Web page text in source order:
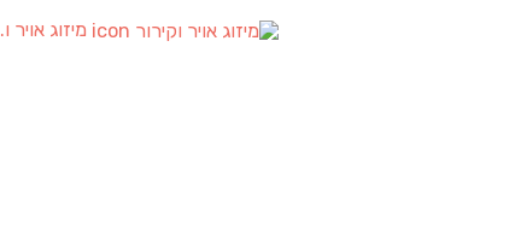
מיזוג אויר וקירור